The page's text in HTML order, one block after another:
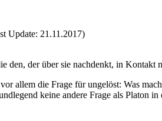
Update: 21.11.2017)
den, der über sie nachdenkt, in
allem die Frage für ungelöst: Was
keine andere Frage als Platon in